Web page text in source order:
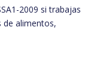
2009 si trabajas
de alimentos,